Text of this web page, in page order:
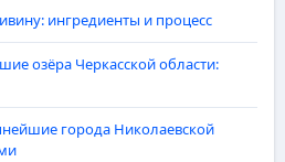
ингредиенты и процесс
озёра Черкасской области:
города Николаевской